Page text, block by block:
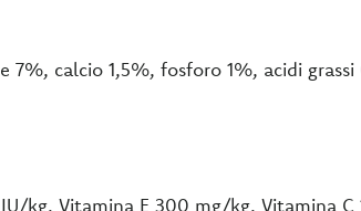
7%, calcio 1,5%, fosforo 1%, acidi
kg, Vitamina E 300 mg/kg, Vitamina C